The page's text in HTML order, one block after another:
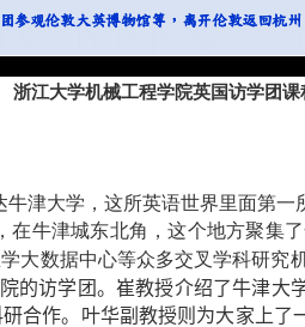
浙江大学机械工程学院英国访学团课
津大学，这所英语世界里面第
在牛津城东北角，这个地方聚集
大数据中心等众多交叉学科研究
的访学团。崔教授介绍了牛津大
合作。叶华副教授则为大家上